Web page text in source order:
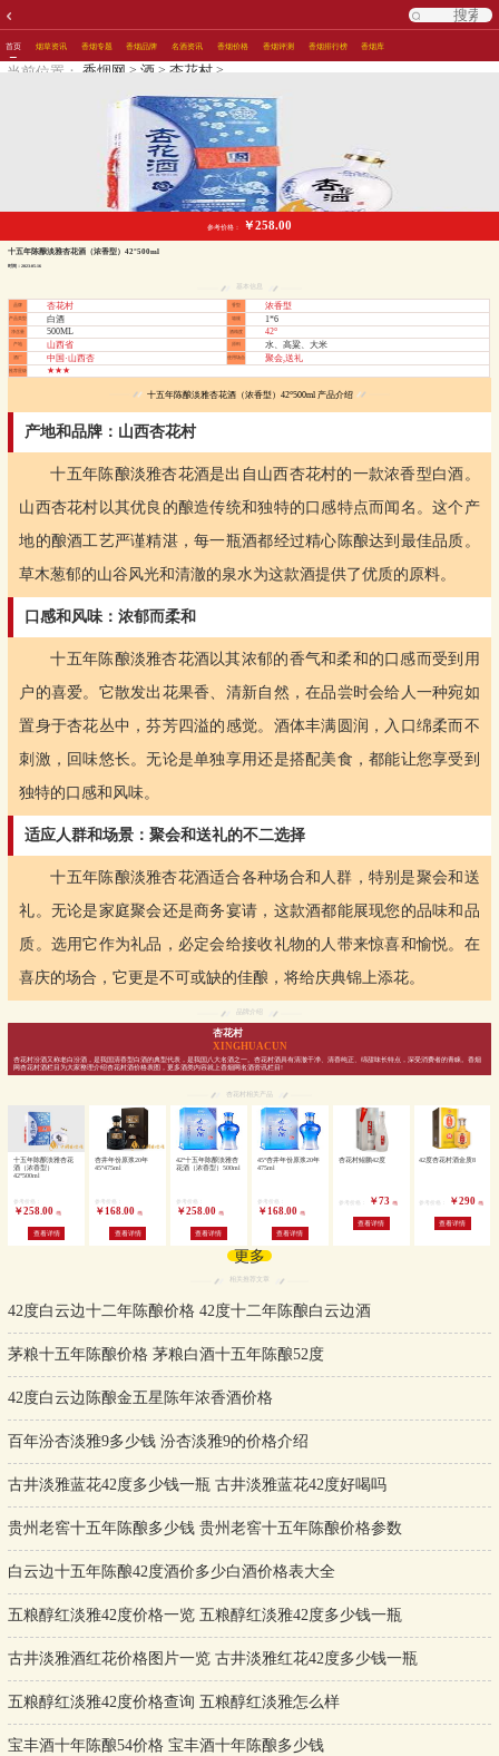
首页 烟草资讯 香烟专题 香烟品牌 名酒资讯 香烟价格 香烟评测 香烟排行榜 香烟库
当前位置： 香烟网 >酒 >杏花村 >
参考价格： ￥258.00
十五年陈酿淡雅杏花酒（浓香型）42°500ml
时间：2023-05-16
基本信息
品牌 杏花村 香型 浓香型
产品类型 白酒 1*6
净含量 500ML 酒精度 42°
产地 山西省 水、高粱、大米
酒厂 中国·山西杏 使用场合 聚会,送礼
推荐星级 ★★★
十五年陈酿淡雅杏花酒（浓香型）42°500ml 产品介绍
产地和品牌：山西杏花村
十五年陈酿淡雅杏花酒是出自山西杏花村的一款浓香型白酒。
山西杏花村以其优良的酿造传统和独特的口感特点而闻名。这个产
地的酿酒工艺严谨精湛，每一瓶酒都经过精心陈酿达到最佳品质。
草木葱郁的山谷风光和清澈的泉水为这款酒提供了优质的原料。
口感和风味：浓郁而柔和
十五年陈酿淡雅杏花酒以其浓郁的香气和柔和的口感而受到用
户的喜爱。它散发出花果香、清新自然，在品尝时会给人一种宛如
置身于杏花丛中，芬芳四溢的感觉。酒体丰满圆润，入口绵柔而不
刺激，回味悠长。无论是单独享用还是搭配美食，都能让您享受到
独特的口感和风味。
适应人群和场景：聚会和送礼的不二选择
十五年陈酿淡雅杏花酒适合各种场合和人群，特别是聚会和送
礼。无论是家庭聚会还是商务宴请，这款酒都能展现您的品味和品
质。选用它作为礼品，必定会给接收礼物的人带来惊喜和愉悦。在
喜庆的场合，它更是不可或缺的佳酿，将给庆典锦上添花。
品牌介绍
杏花村
XINGHUACUN
杏花村汾酒又称老白汾酒，是我国清香型白酒的典型代表，是我国八大名酒之一。杏花村酒具有清澈干净、清香纯正、绵甜味长特点，深受消费者的青睐。香烟
网杏花村酒栏目为大家整理介绍杏花村酒价格表图，更多酒类内容就上香烟网名酒资讯栏目!
杏花村相关产品
十五年陈酿淡雅杏花
酒（浓香型）
42°500ml
￥258.00 /瓶
查看详情
杏井年份原浆20年
45°475ml
￥168.00 /瓶
查看详情
42°十五年陈酿淡雅杏
花酒（浓香型）500ml
￥258.00 /瓶
查看详情
45°杏井年份原浆20年
475ml
￥168.00 /瓶
查看详情
杏花村鲲鹏42度
￥73 /瓶
查看详情
42度杏花村酒金质8
￥290 /瓶
查看详情
更多
相关推荐文章
42度白云边十二年陈酿价格 42度十二年陈酿白云边酒
茅粮十五年陈酿价格 茅粮白酒十五年陈酿52度
42度白云边陈酿金五星陈年浓香酒价格
百年汾杏淡雅9多少钱 汾杏淡雅9的价格介绍
古井淡雅蓝花42度多少钱一瓶 古井淡雅蓝花42度好喝吗
贵州老窖十五年陈酿多少钱 贵州老窖十五年陈酿价格参数
白云边十五年陈酿42度酒价多少白酒价格表大全
五粮醇红淡雅42度价格一览 五粮醇红淡雅42度多少钱一瓶
古井淡雅酒红花价格图片一览 古井淡雅红花42度多少钱一瓶
五粮醇红淡雅42度价格查询 五粮醇红淡雅怎么样
宝丰酒十年陈酿54价格 宝丰酒十年陈酿多少钱